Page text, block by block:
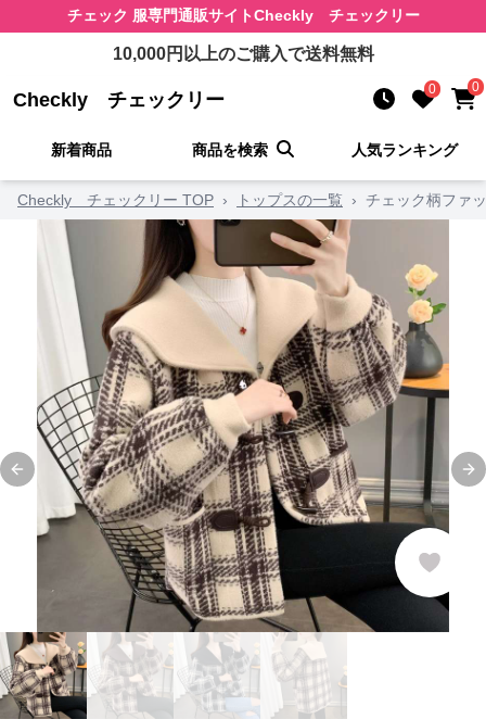
チェック 服専門通販サイトCheckly チェックリー
10,000円以上のご購入で送料無料
Checkly チェックリー 0 0
新着商品 商品を検索 人気ランキング
Checkly チェックリー TOP › トップスの一覧 › チェック柄ファ
Previous slide